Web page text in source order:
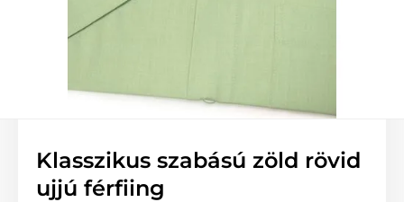
Klasszikus szabású zöld rövid
ujjú férfiing